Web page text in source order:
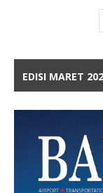
EDISI MARET